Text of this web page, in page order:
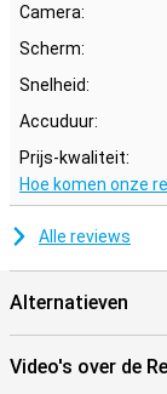
Camera:
Scherm:
Snelheid:
Accuduur:
Prijs-kwaliteit:
Hoe komen onze
Alle reviews
Alternatieven
Video's over de